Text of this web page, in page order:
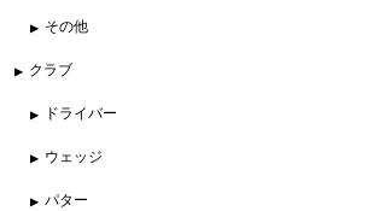
その他
クラブ
ドライバー
ウェッジ
パター